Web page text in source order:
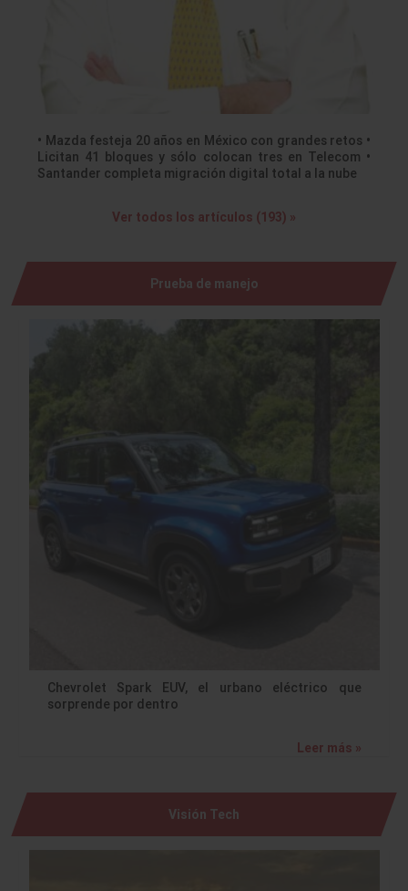
• Mazda festeja 20 años en México con grandes retos •
Licitan 41 bloques y sólo colocan tres en Telecom •
Santander completa migración digital total a la nube
Ver todos los artículos (193) »
Prueba de manejo
Chevrolet Spark EUV, el urbano eléctrico que
sorprende por dentro
Leer más »
Visión Tech